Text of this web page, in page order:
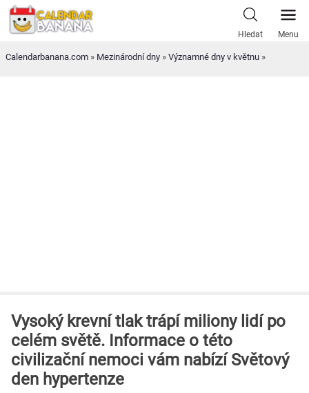
Skip
Hledat Menu
Calendarbanana.com » Mezinárodní dny » Významné dny v květnu »
Vysoký krevní tlak trápí miliony lidí po
celém světě. Informace o této
civilizační nemoci vám nabízí Světový
den hypertenze